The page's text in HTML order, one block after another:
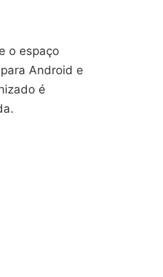
o espaço
Android e
é